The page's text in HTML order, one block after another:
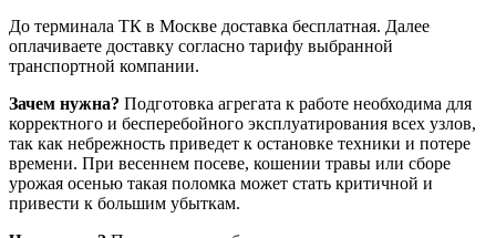
До терминала ТК в Москве доставка бесплатная. Далее
оплачиваете доставку согласно тарифу выбранной
транспортной компании.
Зачем нужна? Подготовка агрегата к работе необходима для
корректного и бесперебойного эксплуатирования всех узлов,
так как небрежность приведет к остановке техники и потере
времени. При весеннем посеве, кошении травы или сборе
урожая осенью такая поломка может стать критичной и
привести к большим убыткам.